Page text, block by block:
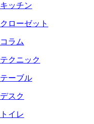
キッチン
クローゼット
コラム
テクニック
テーブル
デスク
トイレ